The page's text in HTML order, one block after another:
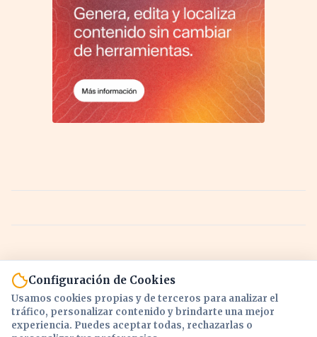
Configuración de Cookies
Usamos cookies propias y de terceros para analizar el
tráfico, personalizar contenido y brindarte una mejor
experiencia. Puedes aceptar todas, rechazarlas o